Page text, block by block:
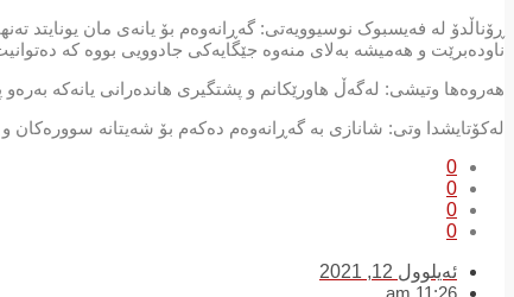
ڕۆناڵدۆ لە فەیسبوک نوسیوویەتی: گەڕانەوەم بۆ یانەی مان یونایتد
ناودەبرێت و هەمیشە بەلای منەوە جێگایەکی جادوویی بووە کە
هەروەها وتیشی: لەگەڵ هاورێکانم و پشتگیری هاندەرانی یانەکە
لەکۆتایشدا وتی: شانازی بە گەڕانەوەم دەکەم بۆ شەیتانە سوورەکان و
0
0
0
0
ئەیلوول 12, 2021
11:26 am